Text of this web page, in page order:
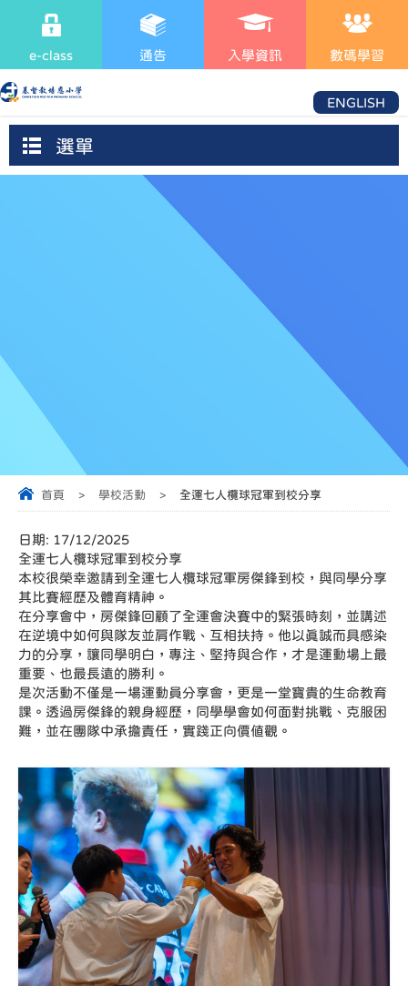
e-class 通告 入學資訊 數碼學習
ENGLISH
選單
首頁 > 學校活動 > 全運七人欖球冠軍到校分享
日期: 17/12/2025
全運七人欖球冠軍到校分享
本校很榮幸邀請到全運七人欖球冠軍房傑鋒到校，與同學分享
其比賽經歷及體育精神。
在分享會中，房傑鋒回顧了全運會決賽中的緊張時刻，並講述
在逆境中如何與隊友並肩作戰、互相扶持。他以真誠而具感染
力的分享，讓同學明白，專注、堅持與合作，才是運動場上最
重要、也最長遠的勝利。
是次活動不僅是一場運動員分享會，更是一堂寶貴的生命教育
課。透過房傑鋒的親身經歷，同學學會如何面對挑戰、克服困
難，並在團隊中承擔責任，實踐正向價值觀。